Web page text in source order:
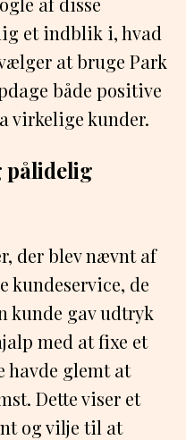
et indblik i, hvad
at bruge Park
både positive
virkelige kunder.
pålidelig
der blev nævnt af
kundeservice, de
kunde gav udtryk
med at fixe et
havde glemt at
Dette viser et
og vilje til at